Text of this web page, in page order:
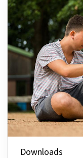
Downloads